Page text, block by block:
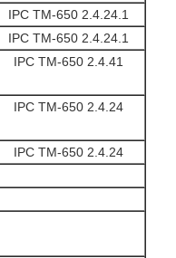
IPC TM-650 2.4.24.1
IPC TM-650 2.4.24.1
IPC TM-650 2.4.41
IPC TM-650 2.4.24
IPC TM-650 2.4.24